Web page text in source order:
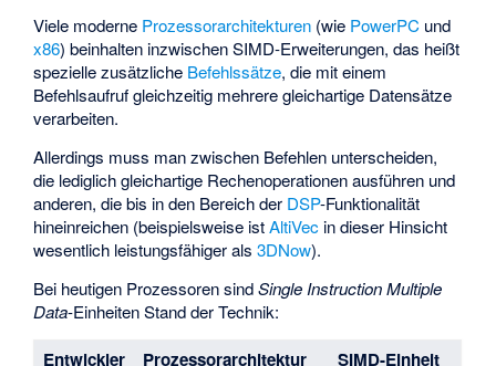
Viele moderne Prozessorarchitekturen (wie PowerPC und
x86) beinhalten inzwischen SIMD-Erweiterungen, das heißt
spezielle zusätzliche Befehlssätze, die mit einem
Befehlsaufruf gleichzeitig mehrere gleichartige Datensätze
verarbeiten.
Allerdings muss man zwischen Befehlen unterscheiden,
die lediglich gleichartige Rechenoperationen ausführen und
anderen, die bis in den Bereich der DSP-Funktionalität
hineinreichen (beispielsweise istAltiVec in dieser Hinsicht
wesentlich leistungsfähiger als3DNow).
Bei heutigen Prozessoren sindSingle Instruction Multiple
Data-Einheiten Stand der Technik:
Entwickler Prozessorarchitektur SIMD-Einheit